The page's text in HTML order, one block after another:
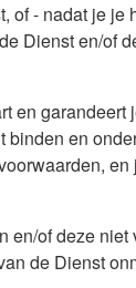
of - nadat je
Dienst en/of
en
en
of deze
de Dienst